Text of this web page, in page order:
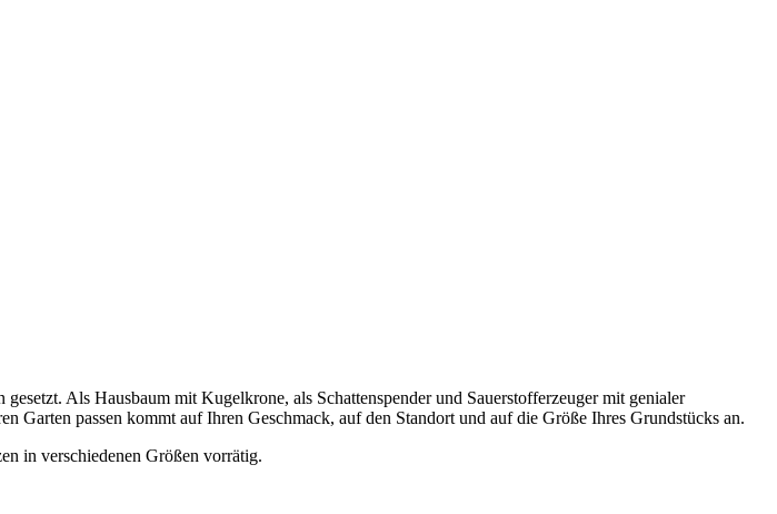
Als Hausbaum mit Kugelkrone, als Schattenspender und Sauerstofferzeuger mit genialer
passen kommt auf Ihren Geschmack, auf den Standort und auf die Größe Ihres Grundstücks an.
in verschiedenen Größen vorrätig.